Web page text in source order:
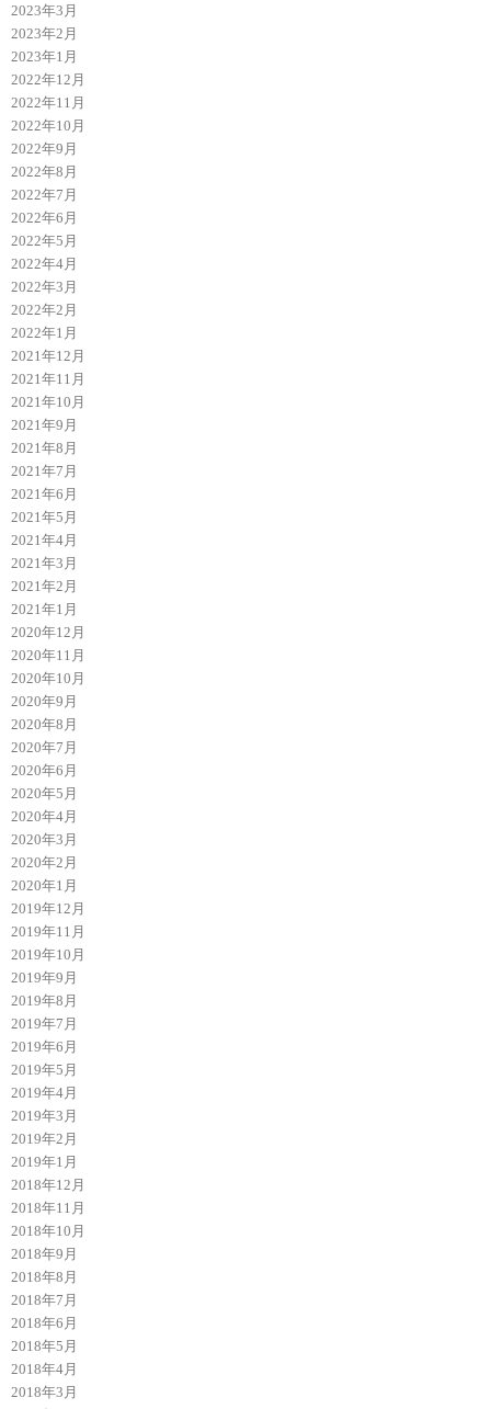
2023年3月
2023年2月
2023年1月
2022年12月
2022年11月
2022年10月
2022年9月
2022年8月
2022年7月
2022年6月
2022年5月
2022年4月
2022年3月
2022年2月
2022年1月
2021年12月
2021年11月
2021年10月
2021年9月
2021年8月
2021年7月
2021年6月
2021年5月
2021年4月
2021年3月
2021年2月
2021年1月
2020年12月
2020年11月
2020年10月
2020年9月
2020年8月
2020年7月
2020年6月
2020年5月
2020年4月
2020年3月
2020年2月
2020年1月
2019年12月
2019年11月
2019年10月
2019年9月
2019年8月
2019年7月
2019年6月
2019年5月
2019年4月
2019年3月
2019年2月
2019年1月
2018年12月
2018年11月
2018年10月
2018年9月
2018年8月
2018年7月
2018年6月
2018年5月
2018年4月
2018年3月